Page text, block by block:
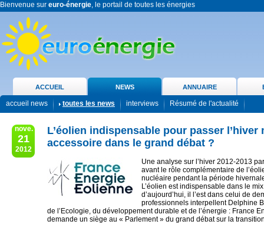
Bienvenue sur euro-énergie, le portail de toutes les énergies
ACCUEIL NEWS ANNUAIRE
accueil news toutes les news interviews Résumé de l'actualité
nove.
21
2012
L’éolien indispensable pour passer l’hiver
accessoire dans le grand débat ?
Une analyse sur l’hiver 2012-2013
avant le rôle complémentaire de
nucléaire pendant la période
L’éolien est indispensable dans le
d’aujourd’hui, il l’est dans celui de
professionnels interpellent Delphine
de l’Ecologie, du développement durable et de l’énergie : France
demande un siège au « Parlement » du grand débat sur la